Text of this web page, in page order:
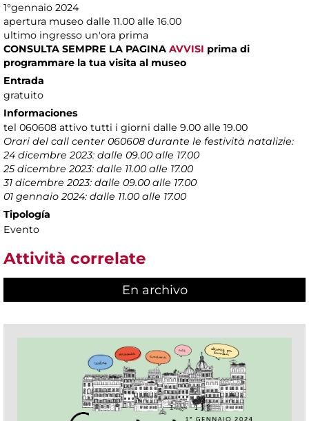
1°gennaio 2024
apertura museo dalle 11.00 alle 16.00
ultimo ingresso un'ora prima
CONSULTA SEMPRE LA PAGINA AVVISI prima di
programmare la tua visita al museo
Entrada
gratuito
Informaciones
tel 060608 attivo tutti i giorni dalle 9.00 alle 19.00
Orari del call center 060608 durante le festività natalizie:
24 dicembre 2023: dalle 09.00 alle 17.00
25 dicembre 2023: dalle 11.00 alle 17.00
31 dicembre 2023: dalle 09.00 alle 17.00
01 gennaio 2024: dalle 11.00 alle 17.00
Tipología
Evento
Attività correlate
En archivo